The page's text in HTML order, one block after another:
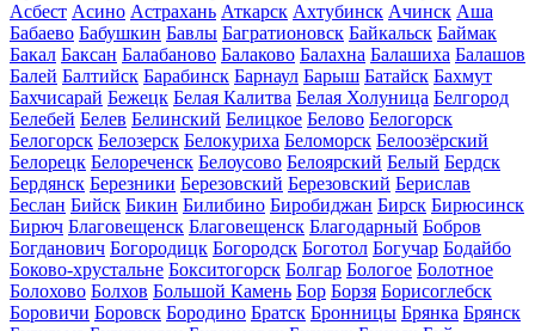
Асбест Асино Астрахань Аткарск Ахтубинск Ачинск Аша
Бабаево Бабушкин Бавлы Багратионовск Байкальск Баймак
Бакал Баксан Балабаново Балаково Балахна Балашиха Балашов
Балей Балтийск Барабинск Барнаул Барыш Батайск Бахмут
Бахчисарай Бежецк Белая Калитва Белая Холуница Белгород
Белебей Белев Белинский Белицкое Белово Белогорск
Белогорск Белозерск Белокуриха Беломорск Белоозёрский
Белорецк Белореченск Белоусово Белоярский Белый Бердск
Бердянск Березники Березовский Березовский Берислав
Беслан Бийск Бикин Билибино Биробиджан Бирск Бирюсинск
Бирюч Благовещенск Благовещенск Благодарный Бобров
Богданович Богородицк Богородск Боготол Богучар Бодайбо
Боково-хрустальне Бокситогорск Болгар Бологое Болотное
Болохово Болхов Большой Камень Бор Борзя Борисоглебск
Боровичи Боровск Бородино Братск Бронницы Брянка Брянск